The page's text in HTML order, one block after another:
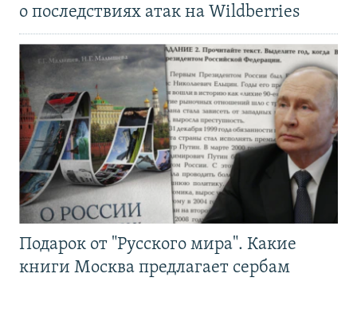
о последствиях атак на Wildberries
Подарок от "Русского мира". Какие
книги Москва предлагает сербам